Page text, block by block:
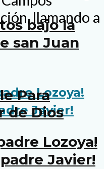
bajo la
san Juan
Lozoya!
Javier!
llamando a
Para
de Dios